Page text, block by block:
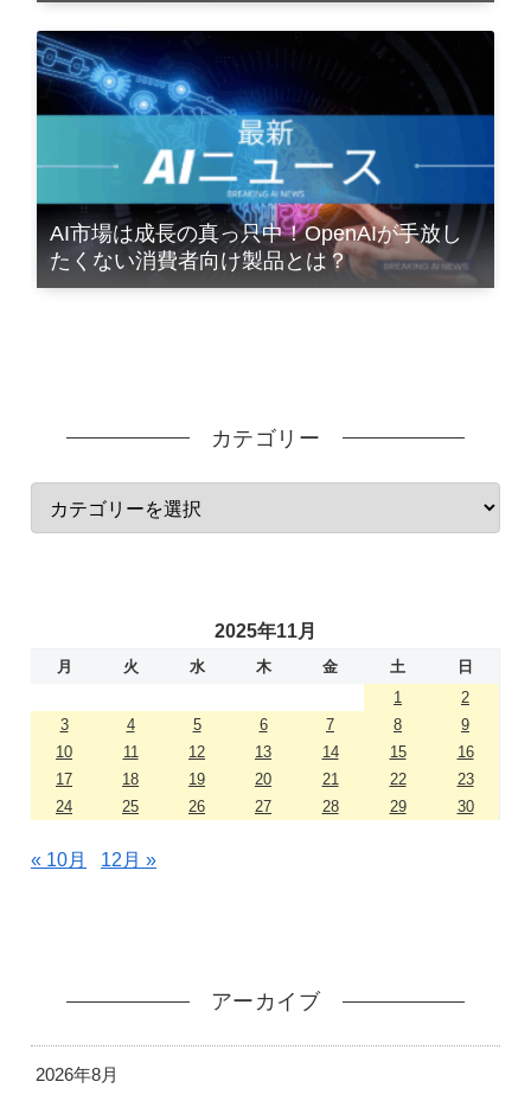
AI市場は成長の真っ只中！OpenAIが手放し
たくない消費者向け製品とは？
カテゴリー
2025年11月
月 火 水 木 金 土
日
1
2
3
4 5 6 7 8
9
10
11 12 13 14 15
16
17
18 19 20 21 22
23
24
25 26 27 28 29 30
« 10月 12月 »
アーカイブ
2026年8月